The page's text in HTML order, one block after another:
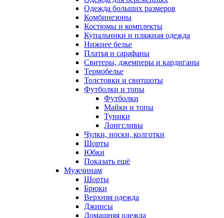
Одежда больших размеров
Комбинезоны
Костюмы и комплекты
Купальники и пляжная одежда
Нижнее белье
Платья и сарафаны
Свитеры, джемперы и кардиганы
Термобелье
Толстовки и свитшоты
Футболки и топы
Футболки
Майки и топы
Туники
Лонгсливы
Чулки, носки, колготки
Шорты
Юбки
Показать ещё
Мужчинам
Шорты
Брюки
Верхняя одежда
Джинсы
Домашняя одежда